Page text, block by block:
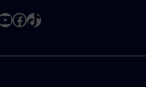
Facebook
TikTok